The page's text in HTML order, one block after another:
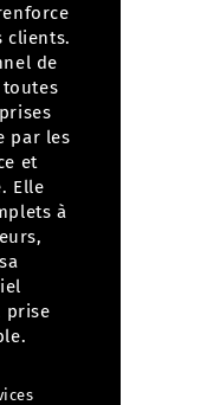
clients.
de
toutes
par les
et
Elle
à
prise